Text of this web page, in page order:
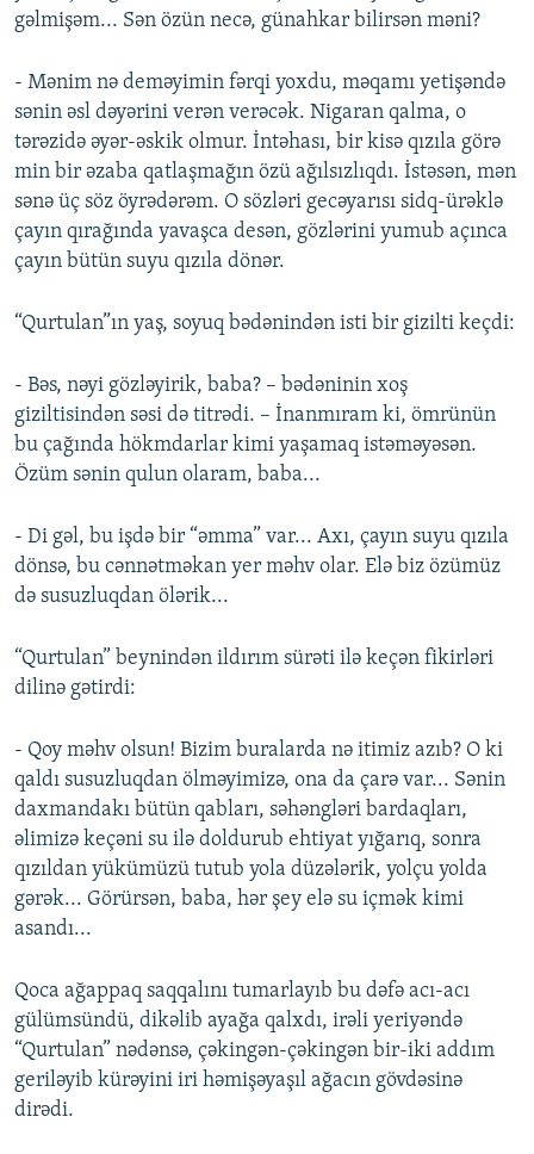
gəlmişəm... Sən özün necə, günahkar bilirsən məni?
- Mənim nə deməyimin fərqi yoxdu, məqamı yetişəndə
sənin əsl dəyərini verən verəcək. Nigaran qalma, o
tərəzidə əyər-əskik olmur. İntəhası, bir kisə qızıla görə
min bir əzaba qatlaşmağın özü ağılsızlıqdı. İstəsən, mən
sənə üç söz öyrədərəm. O sözləri gecəyarısı sidq-ürəklə
çayın qırağında yavaşca desən, gözlərini yumub açınca
çayın bütün suyu qızıla dönər.
“Qurtulan”ın yaş, soyuq bədənindən isti bir gizilti keçdi:
- Bəs, nəyi gözləyirik, baba? – bədəninin xoş
giziltisindən səsi də titrədi. – İnanmıram ki, ömrünün
bu çağında hökmdarlar kimi yaşamaq istəməyəsən.
Özüm sənin qulun olaram, baba...
- Di gəl, bu işdə bir “əmma” var... Axı, çayın suyu qızıla
dönsə, bu cənnətməkan yer məhv olar. Elə biz özümüz
də susuzluqdan ölərik...
“Qurtulan” beynindən ildırım sürəti ilə keçən fikirləri
dilinə gətirdi:
- Qoy məhv olsun! Bizim buralarda nə itimiz azıb? O ki
qaldı susuzluqdan ölməyimizə, ona da çarə var... Sənin
daxmandakı bütün qabları, səhəngləri bardaqları,
əlimizə keçəni su ilə doldurub ehtiyat yığarıq, sonra
qızıldan yükümüzü tutub yola düzələrik, yolçu yolda
gərək... Görürsən, baba, hər şey elə su içmək kimi
asandı...
Qoca ağappaq saqqalını tumarlayıb bu dəfə acı-acı
gülümsündü, dikəlib ayağa qalxdı, irəli yeriyəndə
“Qurtulan” nədənsə, çəkingən-çəkingən bir-iki addım
geriləyib kürəyini iri həmişəyaşıl ağacın gövdəsinə
dirədi.